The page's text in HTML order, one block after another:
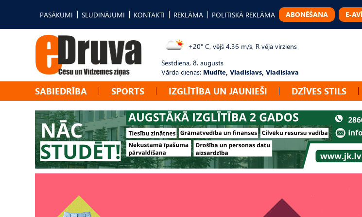
PASĀKUMI SLUDINĀJUMI KONTAKTI REKLĀMA POLITISKĀ REKLĀMA ABONĒŠANA E-
+20° C, vējš 4.36 m/s, R vēja virziens
Sestdiena, 8. augusts
Vārda dienas: Mudīte, Vladislavs, Vladislava
SABIEDRĪBA SPORTS IZGLĪTĪBA UN JAUNIEŠI DZĪVES STILS